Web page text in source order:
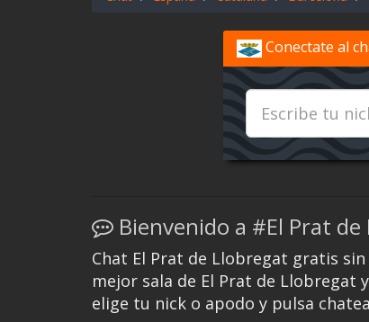
Conectate al
Bienvenido a #El Prat
Chat El Prat de Llobregat gratis
mejor sala de El Prat de Llobregat
elige tu nick o apodo y pulsa